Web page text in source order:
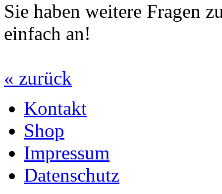
Sie haben weitere Fragen
einfach an!
« zurück
Kontakt
Shop
Impressum
Datenschutz